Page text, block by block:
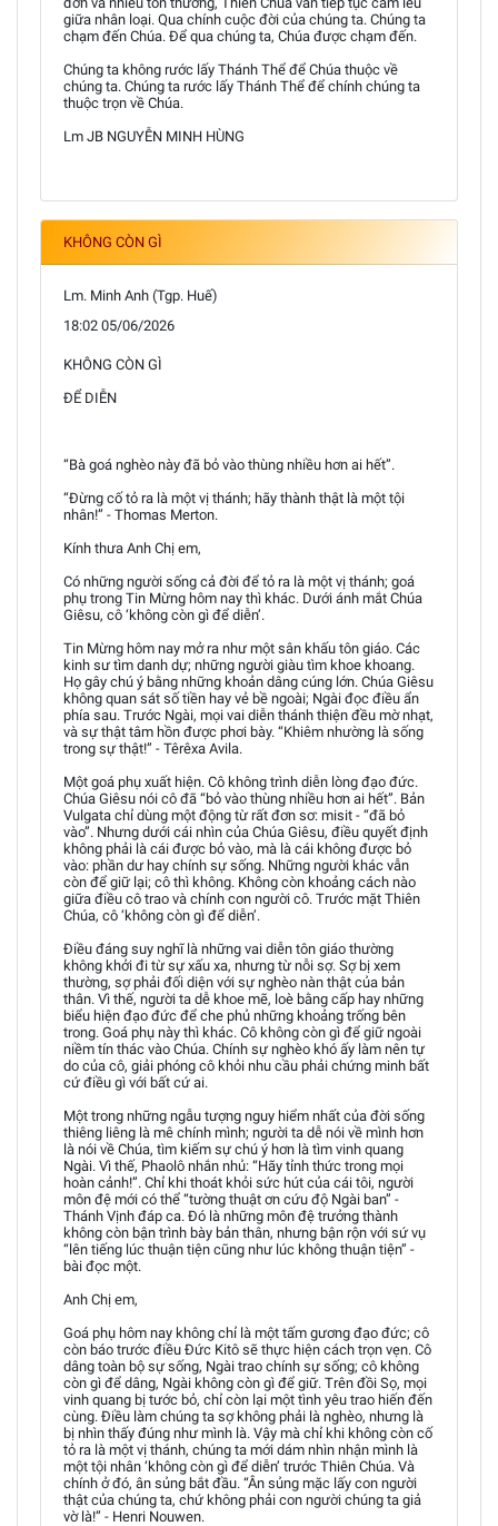
giữa nhân loại. Qua chính cuộc đời của chúng ta. Chúng ta
chạm đến Chúa. Để qua chúng ta, Chúa được chạm đến.
Chúng ta không rước lấy Thánh Thể để Chúa thuộc về
chúng ta. Chúng ta rước lấy Thánh Thể để chính chúng ta
thuộc trọn về Chúa.
Lm JB NGUYỄN MINH HÙNG
KHÔNG CÒN GÌ
Lm. Minh Anh (Tgp. Huế)
18:02 05/06/2026
KHÔNG CÒN GÌ
ĐỂ DIỄN
“Bà goá nghèo này đã bỏ vào thùng nhiều hơn ai hết”.
“Đừng cố tỏ ra là một vị thánh; hãy thành thật là một tội
nhân!” - Thomas Merton.
Kính thưa Anh Chị em,
Có những người sống cả đời để tỏ ra là một vị thánh; goá
phụ trong Tin Mừng hôm nay thì khác. Dưới ánh mắt Chúa
Giêsu, cô ‘không còn gì để diễn’.
Tin Mừng hôm nay mở ra như một sân khấu tôn giáo. Các
kinh sư tìm danh dự; những người giàu tìm khoe khoang.
Họ gây chú ý bằng những khoản dâng cúng lớn. Chúa Giêsu
không quan sát số tiền hay vẻ bề ngoài; Ngài đọc điều ẩn
phía sau. Trước Ngài, mọi vai diễn thánh thiện đều mờ nhạt,
và sự thật tâm hồn được phơi bày. “Khiêm nhường là sống
trong sự thật!” - Têrêxa Avila.
Một goá phụ xuất hiện. Cô không trình diễn lòng đạo đức.
Chúa Giêsu nói cô đã “bỏ vào thùng nhiều hơn ai hết”. Bản
Vulgata chỉ dùng một động từ rất đơn sơ: misit - “đã bỏ
vào”. Nhưng dưới cái nhìn của Chúa Giêsu, điều quyết định
không phải là cái được bỏ vào, mà là cái không được bỏ
vào: phần dư hay chính sự sống. Những người khác vẫn
còn để giữ lại; cô thì không. Không còn khoảng cách nào
giữa điều cô trao và chính con người cô. Trước mặt Thiên
Chúa, cô ‘không còn gì để diễn’.
Điều đáng suy nghĩ là những vai diễn tôn giáo thường
không khởi đi từ sự xấu xa, nhưng từ nỗi sợ. Sợ bị xem
thường, sợ phải đối diện với sự nghèo nàn thật của bản
thân. Vì thế, người ta dễ khoe mẽ, loè bằng cấp hay những
biểu hiện đạo đức để che phủ những khoảng trống bên
trong. Goá phụ này thì khác. Cô không còn gì để giữ ngoài
niềm tín thác vào Chúa. Chính sự nghèo khó ấy làm nên tự
do của cô, giải phóng cô khỏi nhu cầu phải chứng minh bất
cứ điều gì với bất cứ ai.
Một trong những ngẫu tượng nguy hiểm nhất của đời sống
thiêng liêng là mê chính mình; người ta dễ nói về mình hơn
là nói về Chúa, tìm kiếm sự chú ý hơn là tìm vinh quang
Ngài. Vì thế, Phaolô nhắn nhủ: “Hãy tỉnh thức trong mọi
hoàn cảnh!”. Chỉ khi thoát khỏi sức hút của cái tôi, người
môn đệ mới có thể “tường thuật ơn cứu độ Ngài ban” -
Thánh Vịnh đáp ca. Đó là những môn đệ trưởng thành
không còn bận trình bày bản thân, nhưng bận rộn với sứ vụ
“lên tiếng lúc thuận tiện cũng như lúc không thuận tiện” -
bài đọc một.
Anh Chị em,
Goá phụ hôm nay không chỉ là một tấm gương đạo đức; cô
còn báo trước điều Đức Kitô sẽ thực hiện cách trọn vẹn. Cô
dâng toàn bộ sự sống, Ngài trao chính sự sống; cô không
còn gì để dâng, Ngài không còn gì để giữ. Trên đồi Sọ, mọi
vinh quang bị tước bỏ, chỉ còn lại một tình yêu trao hiến đến
cùng. Điều làm chúng ta sợ không phải là nghèo, nhưng là
bị nhìn thấy đúng như mình là. Vậy mà chỉ khi không còn cố
tỏ ra là một vị thánh, chúng ta mới dám nhìn nhận mình là
một tội nhân ‘không còn gì để diễn’ trước Thiên Chúa. Và
chính ở đó, ân sủng bắt đầu. “Ân sủng mặc lấy con người
thật của chúng ta, chứ không phải con người chúng ta giả
vờ là!” - Henri Nouwen.